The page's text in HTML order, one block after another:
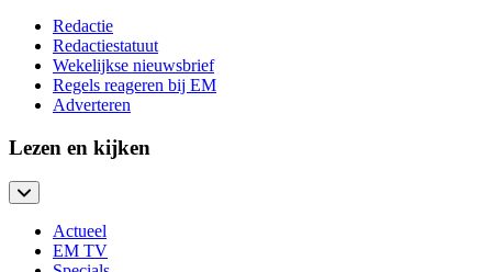
Redactie
Redactiestatuut
Wekelijkse nieuwsbrief
Regels reageren bij EM
Adverteren
Lezen en kijken
Actueel
EM TV